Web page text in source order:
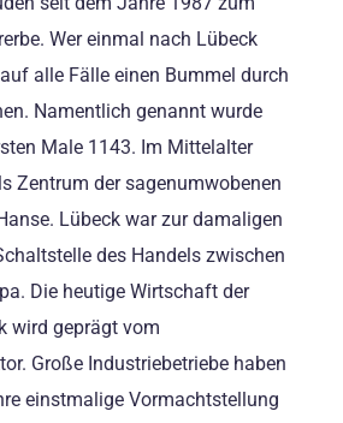
Wer einmal nach Lübeck
alle Fälle einen Bummel durch
Namentlich genannt wurde
Male 1143. Im Mittelalter
Zentrum der sagenumwobenen
Lübeck war zur damaligen
des Handels zwischen
Die heutige Wirtschaft der
wird geprägt vom
Große Industriebetriebe haben
einstmalige Vormachtstellung